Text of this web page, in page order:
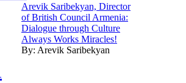
Arevik Saribekyan, Director
of British Council Armenia:
Dialogue through Culture
Always Works Miracles!
By: Arevik Saribekyan